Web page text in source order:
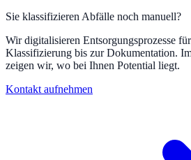
Sie klassifizieren Abfälle noch manuell?
Wir digitalisieren Entsorgungsprozesse
Klassifizierung bis zur Dokumentation.
zeigen wir, wo bei Ihnen Potential liegt.
Kontakt aufnehmen